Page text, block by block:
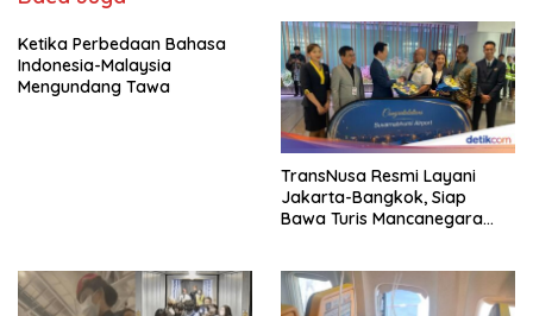
Ketika Perbedaan Bahasa
Indonesia-Malaysia
Mengundang Tawa
TransNusa Resmi Layani
Jakarta-Bangkok, Siap
Bawa Turis Mancanegara